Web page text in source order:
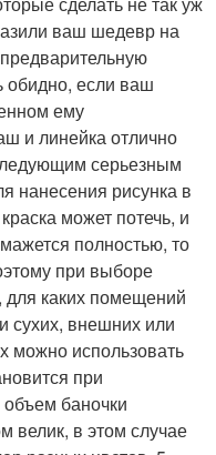
ваш шедевр на
обидно, если ваш
ему
и линейка отлично
серьезным
нанесения рисунка в
может потечь, и
полностью, то
при выборе
для каких помещений
сухих, внешних или
можно использовать
при
баночки
велик, в этом случае